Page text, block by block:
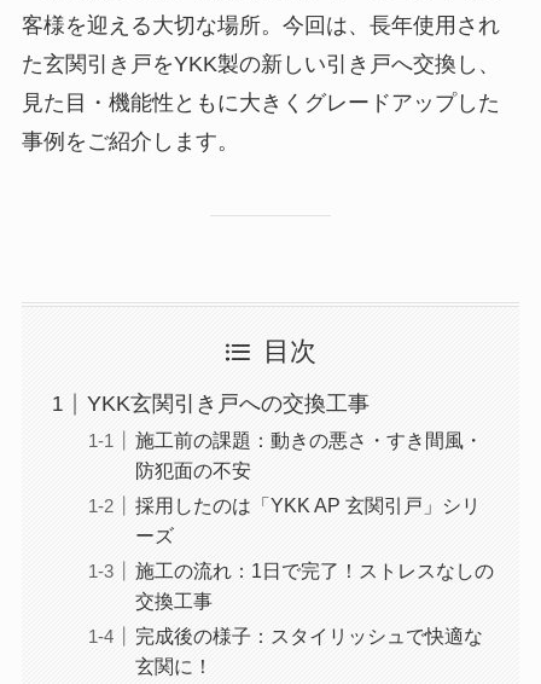
客様を迎える大切な場所。今回は、長年使用され
た玄関引き戸をYKK製の新しい引き戸へ交換し、
見た目・機能性ともに大きくグレードアップした
事例をご紹介します。
目次
YKK玄関引き戸への交換工事
施工前の課題：動きの悪さ・すき間風・
防犯面の不安
採用したのは「YKK AP 玄関引戸」シリ
ーズ
施工の流れ：1日で完了！ストレスなしの
交換工事
完成後の様子：スタイリッシュで快適な
玄関に！